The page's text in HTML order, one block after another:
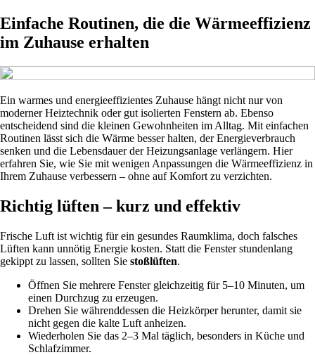
Einfache Routinen, die die Wärmeeffizienz
im Zuhause erhalten
Ein warmes und energieeffizientes Zuhause hängt nicht nur von
moderner Heiztechnik oder gut isolierten Fenstern ab. Ebenso
entscheidend sind die kleinen Gewohnheiten im Alltag. Mit einfachen
Routinen lässt sich die Wärme besser halten, der Energieverbrauch
senken und die Lebensdauer der Heizungsanlage verlängern. Hier
erfahren Sie, wie Sie mit wenigen Anpassungen die Wärmeeffizienz in
Ihrem Zuhause verbessern – ohne auf Komfort zu verzichten.
Richtig lüften – kurz und effektiv
Frische Luft ist wichtig für ein gesundes Raumklima, doch falsches
Lüften kann unnötig Energie kosten. Statt die Fenster stundenlang
gekippt zu lassen, sollten Sie stoßlüften.
Öffnen Sie mehrere Fenster gleichzeitig für 5–10 Minuten, um
einen Durchzug zu erzeugen.
Drehen Sie währenddessen die Heizkörper herunter, damit sie
nicht gegen die kalte Luft anheizen.
Wiederholen Sie das 2–3 Mal täglich, besonders in Küche und
Schlafzimmer.